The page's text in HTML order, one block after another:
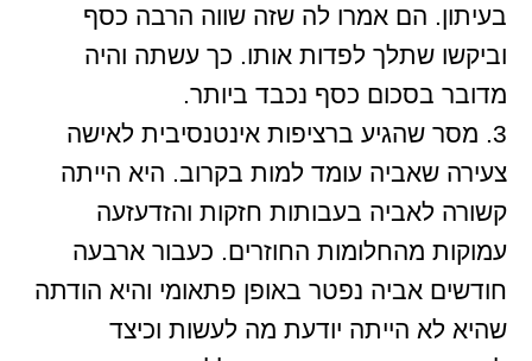
בעיתון. הם אמרו לה שזה שווה הרבה כסף
וביקשו שתלך לפדות אותו. כך עשתה והיה
מדובר בסכום כסף נכבד ביותר.
3. מסר שהגיע ברציפות אינטנסיבית לאישה
צעירה שאביה עומד למות בקרוב. היא הייתה
קשורה לאביה בעבותות חזקות והזדעזעה
עמוקות מהחלומות החוזרים. כעבור ארבעה
חודשים אביה נפטר באופן פתאומי והיא הודתה
שהיא לא הייתה יודעת מה לעשות וכיצד